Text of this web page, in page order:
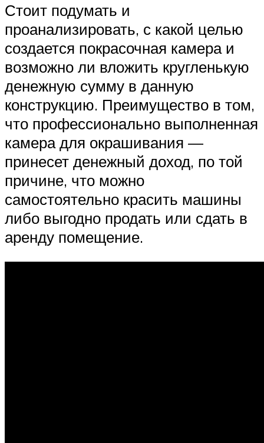
Стоит подумать и
проанализировать, с какой целью
создается покрасочная камера и
возможно ли вложить кругленькую
денежную сумму в данную
конструкцию. Преимущество в том,
что профессионально выполненная
камера для окрашивания —
принесет денежный доход, по той
причине, что можно
самостоятельно красить машины
либо выгодно продать или сдать в
аренду помещение.